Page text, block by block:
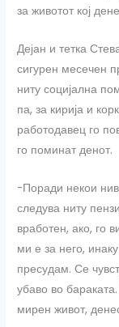
за животот кој
Дејан и тетка
сигурен месечен
ниту социјална
па, за кирија и
работодавец го
го поминат денот.
-Поради некои
следува ниту
вработен, ако, го
ми е за него,
пресудам. Се
убаво во
мирен живот,